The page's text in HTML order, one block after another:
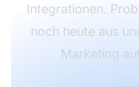
Integrationen.
noch heute aus
Marketing